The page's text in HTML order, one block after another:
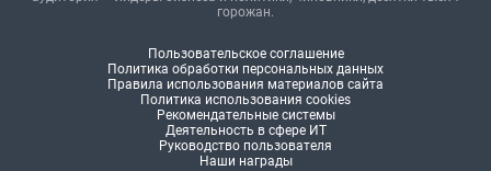
горожан.
Пользовательское соглашение
Политика обработки персональных данных
Правила использования материалов сайта
Политика использования cookies
Рекомендательные системы
Деятельность в сфере ИТ
Руководство пользователя
Наши награды